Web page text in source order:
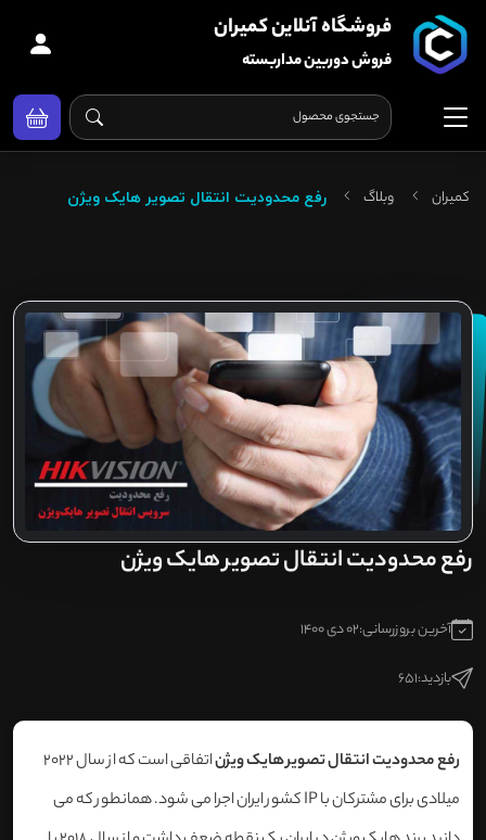
فروشگاه آنلاین کمیران
فروش دوربین مداربسته
کمیران وبلاگ رفع محدودیت انتقال تصویر هایک ویژن
رفع محدودیت انتقال تصویر هایک ویژن
آخرین بروزرسانی:02 دی 1400
بازدید:651
رفع محدودیت انتقال تصویر هایک ویژن
اتفاقی است که از سال 2022
میلادی برای مشترکان با IP کشور ایران اجرا می شود. همانطور که می